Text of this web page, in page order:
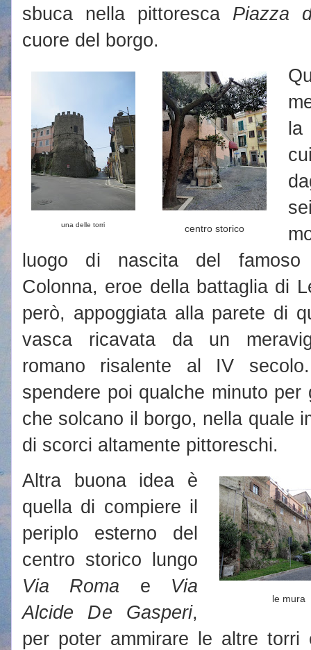
sbuca nella pittoresca Piazza
cuore del borgo.
una delle torri centro storico
la
luogo di nascita del famoso
Colonna, eroe della battaglia di
però, appoggiata alla parete di
vasca ricavata da un
romano risalente al IV
spendere poi qualche minuto
che solcano il borgo, nella quale
di scorci altamente pittoreschi.
le mura
Altra buona idea è
quella di compiere il
periplo esterno del
centro storico lungo
Via Roma e Via
Alcide De Gasperi,
per poter ammirare le altre